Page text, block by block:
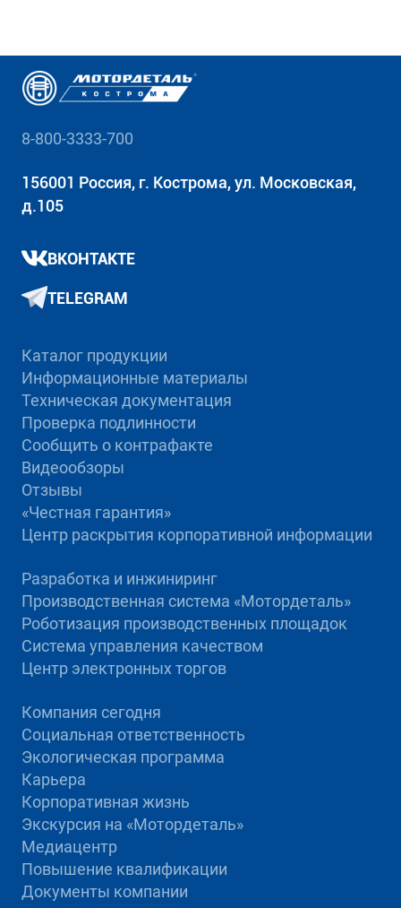
8-800-3333-700
156001 Россия, г. Кострома, ул. Московская,
д.105
ВКОНТАКТЕ
TELEGRAM
Каталог продукции
Информационные материалы
Техническая документация
Проверка подлинности
Сообщить о контрафакте
Видеообзоры
Отзывы
«Честная гарантия»
Центр раскрытия корпоративной информации
Разработка и инжиниринг
Производственная система «Mотордеталь»
Роботизация производственных площадок
Система управления качеством
Центр электронных торгов
Компания сегодня
Социальная ответственность
Экологическая программа
Карьера
Корпоративная жизнь
Экскурсия на «Мотордеталь»
Медиацентр
Повышение квалификации
Документы компании